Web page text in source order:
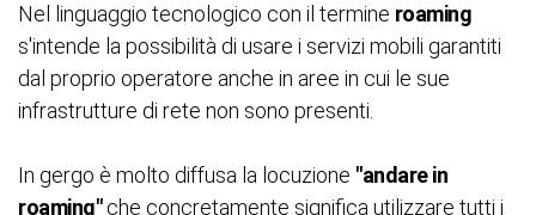
Nel linguaggio tecnologico con il termine roaming
s'intende la possibilità di usare i servizi mobili garantiti
dal proprio operatore anche in aree in cui le sue
infrastrutture di rete non sono presenti.
In gergo è molto diffusa la locuzione "andare in
roaming"che concretamente significa utilizzare tutti i